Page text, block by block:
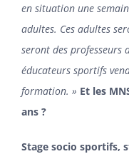
en situation une
adultes. Ces adultes
seront des professeurs
éducateurs sportifs
formation. » Et les
ans ?
Stage socio sportifs,